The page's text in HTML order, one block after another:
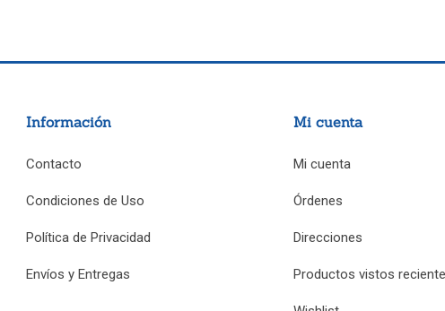
Información
Contacto
Condiciones de Uso
Política de Privacidad
Envíos y Entregas
Mi cuenta
Mi cuenta
Órdenes
Direcciones
Productos vistos